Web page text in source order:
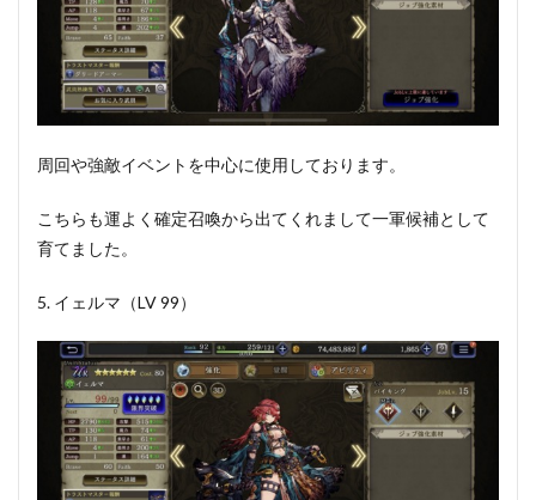
周回や強敵イベントを中心に使用しております。
こちらも運よく確定召喚から出てくれまして一軍候補として
育てました。
5. イェルマ（LV 99）